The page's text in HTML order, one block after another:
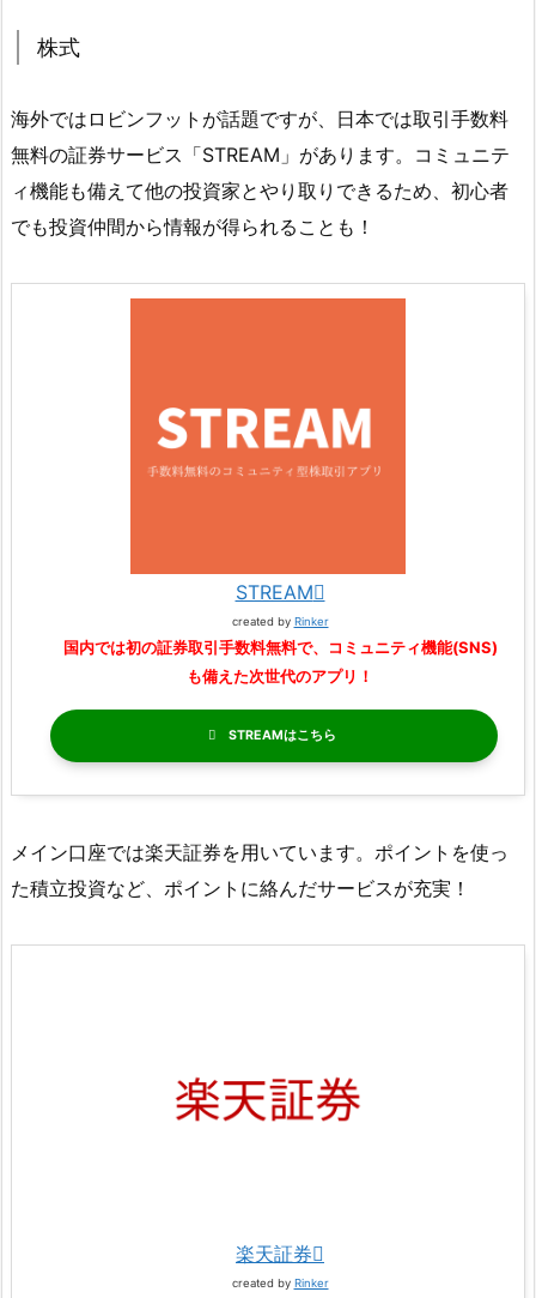
株式
海外ではロビンフットが話題ですが、日本では取引手数料
無料の証券サービス「STREAM」があります。コミュニテ
ィ機能も備えて他の投資家とやり取りできるため、初心者
でも投資仲間から情報が得られることも！
STREAM
created by Rinker
国内では初の証券取引手数料無料で、コミュニティ機能(SNS)
も備えた次世代のアプリ！
STREAM
メイン口座では楽天証券を用いています。ポイントを使っ
た積立投資など、ポイントに絡んだサービスが充実！
楽天証券
created by Rinker